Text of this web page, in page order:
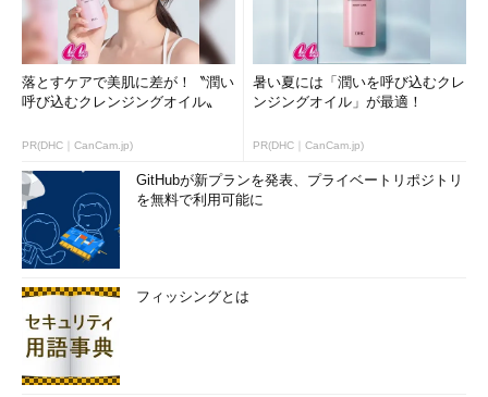
が、最初のプロジェクトからバッチ集計の仕組みにほとんど変更
が必要ないことから、開発のコストを抑えることが可能です。こ
のように、「同じデータに対して、異なるアプリケーション
で」、あるいは「異なるデータに対して、同じアプリケーション
す（図2）。
図2 ビッグデータ基盤構築の道筋の例
「まずやること」をまとめます。最初に手掛けるプロジェクト
を「2、3個ほど」リストアップし、それらを全て導入するまで
を一連のゴールとする短期計画を立てます。ビッグデータ基盤の
落とすケアで美肌に差が！〝潤い
呼び込むクレンジングオイル〟
PR(DHC｜CanCam.jp)
暑い夏には「潤いを呼び込むクレ
ンジングオイル」が最適！
PR(DHC｜CanCam.jp)
GitHubが新プランを発表、プライベートリポジトリ
を無料で利用可能に
フィッシングとは